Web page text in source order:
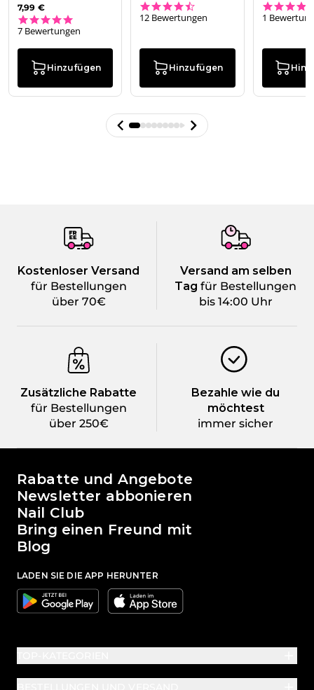
7,99 €
7 Bewertungen
Hinzufügen
12 Bewertungen
Hinzufügen
1 Bewertung
Kostenloser Versand
für Bestellungen
über 70€
Versand am selben
Tag für Bestellungen
bis 14:00 Uhr
Zusätzliche Rabatte
für Bestellungen
über 250€
Bezahle wie du
möchtest
immer sicher
Die Welt von Passione Beauty
Rabatte und Angebote
Newsletter abbonieren
Nail Club
Bring einen Freund mit
Blog
LADEN SIE DIE APP HERUNTER
Google Apple